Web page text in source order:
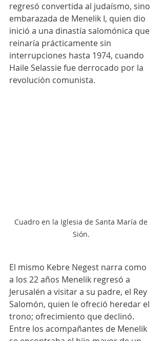
regresó convertida al judaísmo, sino
embarazada de Menelik I, quien dio
inició a una dinastía salomónica que
reinaría prácticamente sin
interrupciones hasta 1974, cuando
Haile Selassie fue derrocado por la
revolución comunista.
Cuadro en la Iglesia de Santa María de
Sión.
El mismo Kebre Negest narra como
a los 22 años Menelik regresó a
Jerusalén a visitar a su padre, el Rey
Salomón, quien le ofreció heredar el
trono; ofrecimiento que declinó.
Entre los acompañantes de Menelik